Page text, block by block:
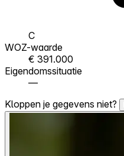
C
WOZ-waarde
€ 391.000
Eigendomssituatie
—
Kloppen je gegevens niet?